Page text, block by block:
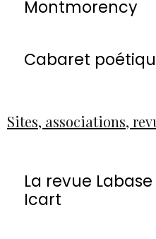
Montmorency
Cabaret
Sites, associations,
La revue
Icart